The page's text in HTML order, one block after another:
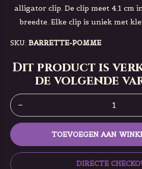
alligator clip. De clip meet 4.1 cm
breedte. Elke clip is uniek met
SKU: BARRETTE-POMME
Dit product is
de volgende
TOEVOEGEN AAN
DIRECTE